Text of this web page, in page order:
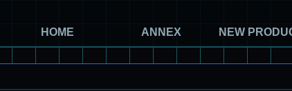
HOME ANNEX NEW